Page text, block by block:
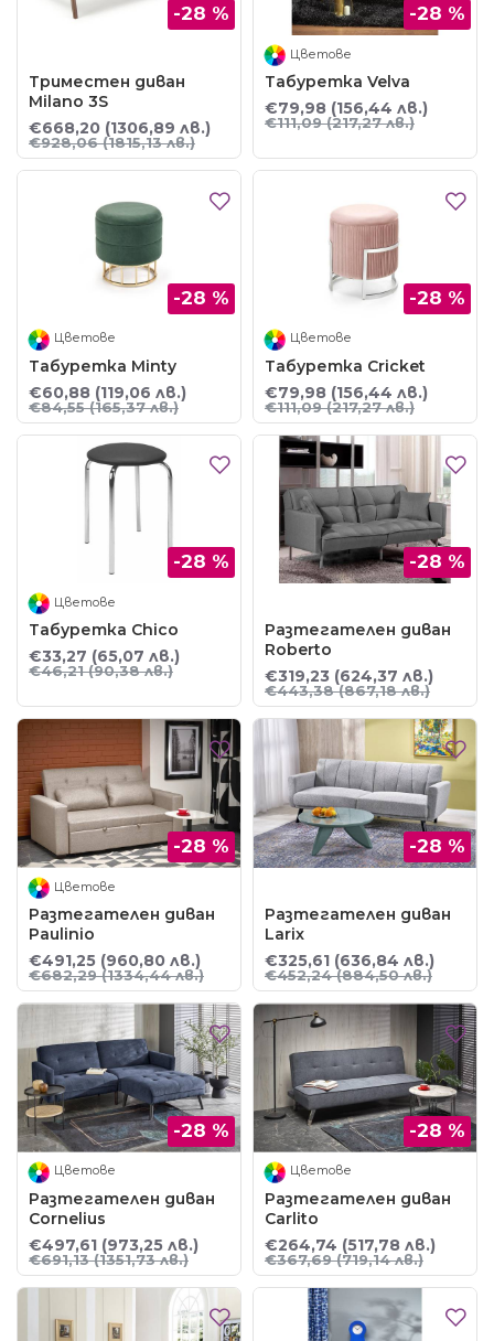
-28 %
Триместен диван
Milano 3S
€668,20 (1306,89 лв.)
€928,06(1815,13 лв.)
-28 %
Цветове
Табуретка Velva
€79,98 (156,44 лв.)
€111,09(217,27 лв.)
-28 %
Цветове
Табуретка Minty
€60,88 (119,06 лв.)
€84,55(165,37 лв.)
-28 %
Цветове
Табуретка Cricket
€79,98 (156,44 лв.)
€111,09(217,27 лв.)
-28 %
Цветове
Табуретка Chico
€33,27 (65,07 лв.)
€46,21(90,38 лв.)
-28 %
Разтегателен диван
Roberto
€319,23 (624,37 лв.)
€443,38(867,18 лв.)
-28 %
Цветове
Разтегателен диван
Paulinio
€491,25 (960,80 лв.)
€682,29(1334,44 лв.)
-28 %
Разтегателен диван
Larix
€325,61 (636,84 лв.)
€452,24(884,50 лв.)
-28 %
Цветове
Разтегателен диван
Cornelius
€497,61 (973,25 лв.)
€691,13(1351,73 лв.)
-28 %
Цветове
Разтегателен диван
Carlito
€264,74 (517,78 лв.)
€367,69(719,14 лв.)